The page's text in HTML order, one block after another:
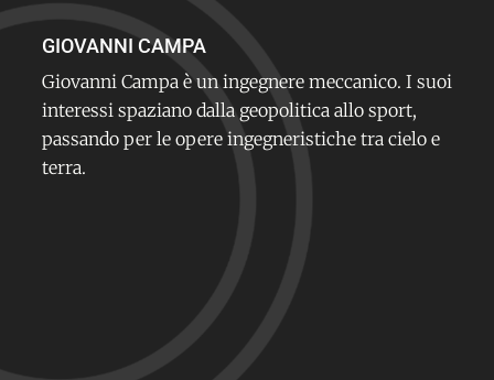
GIOVANNI CAMPA
Giovanni Campa è un ingegnere meccanico. I suoi
interessi spaziano dalla geopolitica allo sport,
passando per le opere ingegneristiche tra cielo e
terra.